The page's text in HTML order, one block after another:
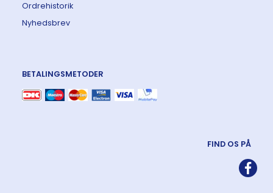
Ordrehistorik
Nyhedsbrev
BETALINGSMETODER
FIND OS PÅ